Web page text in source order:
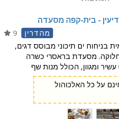
- בית-קפה מסעדה
9 מהדרין‎
בניחוח ים תיכוני מבוסס דגים,
מסעדת בראסרי כשרה
ומגוון, הכולל מנות שף
ומוצרי חלב איכותיים, בשילוב
לתפריט ארוחות בוקר לחצו
האוור: 1+1 חינם על כל האלכוהול